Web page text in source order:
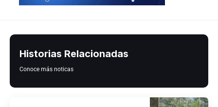
Historias Relacionadas
Conoce más noticas